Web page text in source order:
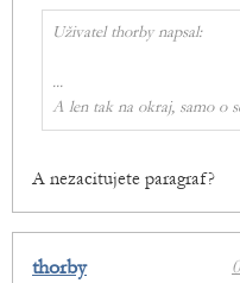
Uživatel thorby napsal:
...
A len tak na okraj, samo o
A nezacitujete paragraf?
thorby